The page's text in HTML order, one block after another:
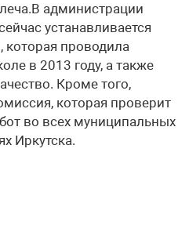
администрации
устанавливается
которая проводила
в 2013 году, а также
Кроме того,
которая проверит
во всех муниципальных
Иркутска.